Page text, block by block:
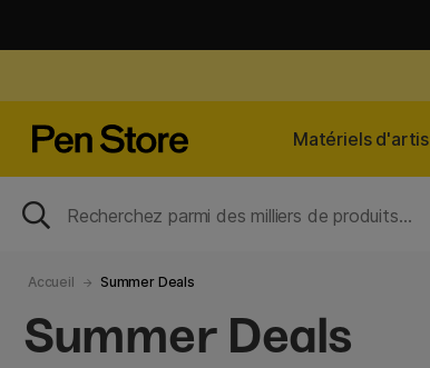
Matériels
Accueil Summer Deals
Summer Deals